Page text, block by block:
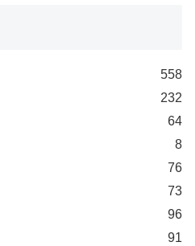
558
232
64
8
76
73
96
91